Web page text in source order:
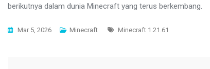
berikutnya dalam dunia Minecraft yang terus berkembang.
Mar 5, 2026 Minecraft Tags
Minecraft 1.21.61